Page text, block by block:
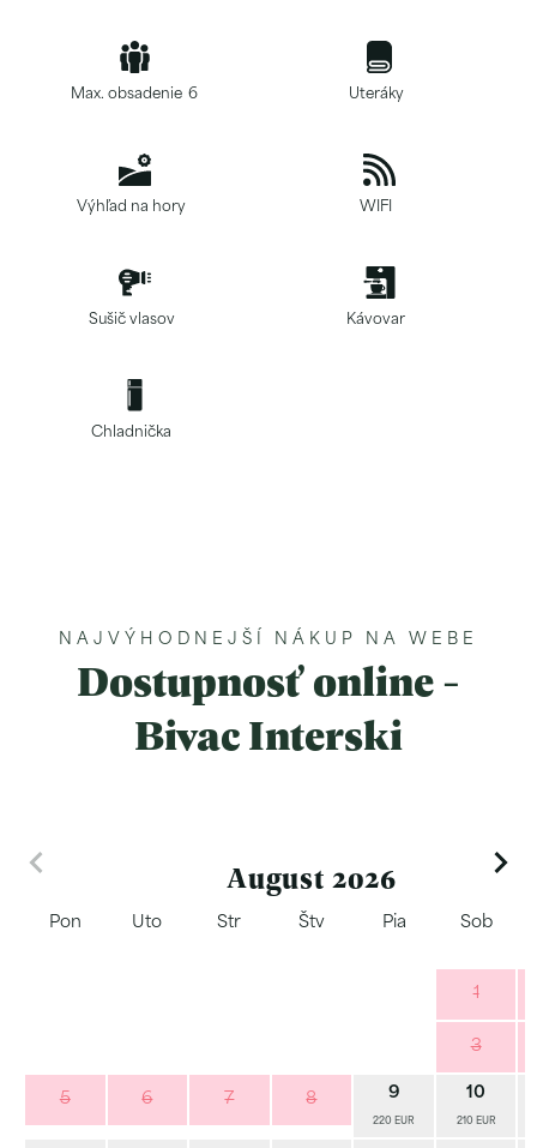
Max. obsadenie 6 Uteráky
Výhľad na hory WIFI
Sušič vlasov Kávovar
Chladnička
NAJVÝHODNEJŠÍ NÁKUP NA WEBE
Dostupnosť online -
Bivac Interski
August 2026
Pon Uto Str Štv Pia Sob
1
3
5 6 7 8 9
220 EUR
10
210 EUR